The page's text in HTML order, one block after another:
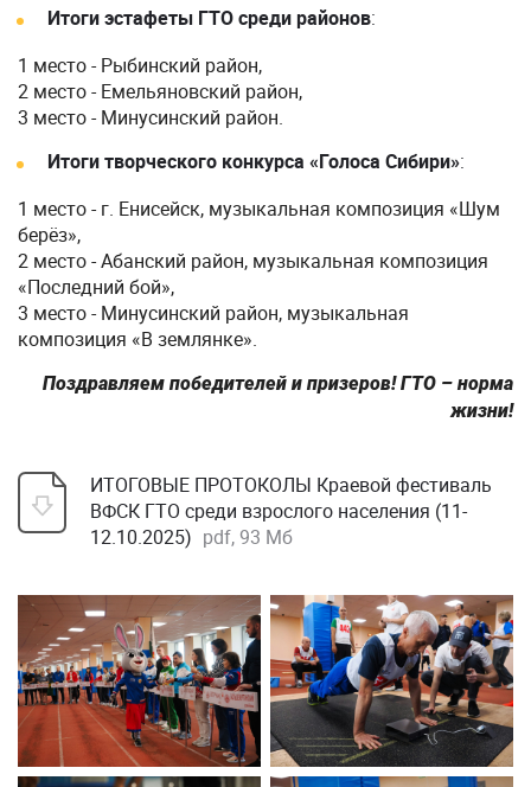
Итоги эстафеты ГТО среди районов:
1 место - Рыбинский район,
2 место - Емельяновский район,
3 место - Минусинский район.
Итоги творческого конкурса «Голоса Сибири»:
1 место - г. Енисейск, музыкальная композиция «Шум
берёз»,
2 место - Абанский район, музыкальная композиция
«Последний бой»,
3 место - Минусинский район, музыкальная
композиция «В землянке».
Поздравляем победителей и призеров! ГТО – норма
жизни!
ИТОГОВЫЕ ПРОТОКОЛЫ Краевой фестиваль
ВФСК ГТО среди взрослого населения (11-
12.10.2025) pdf, 93 Мб